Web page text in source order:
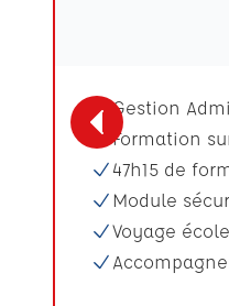
Gestion
Formation
47h15 de
Module
Voyage école